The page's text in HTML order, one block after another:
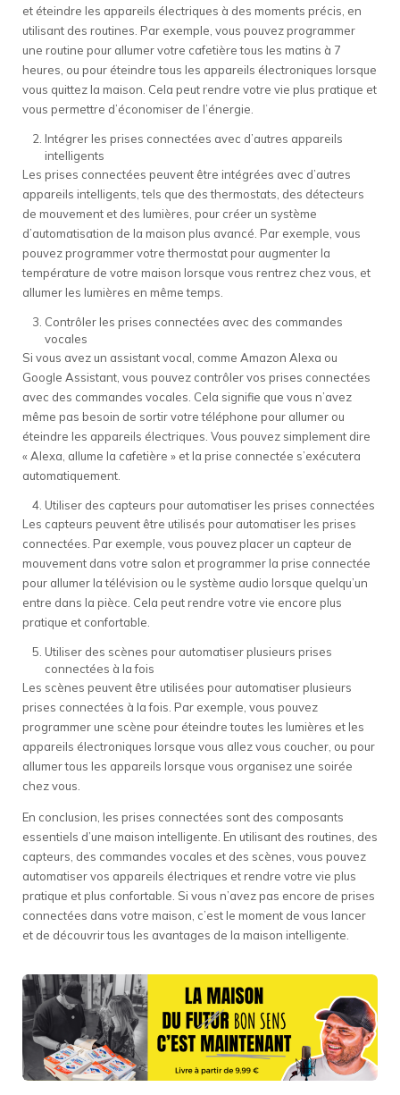
et éteindre les appareils électriques à des moments précis, en
utilisant des routines. Par exemple, vous pouvez programmer
une routine pour allumer votre cafetière tous les matins à 7
heures, ou pour éteindre tous les appareils électroniques lorsque
vous quittez la maison. Cela peut rendre votre vie plus pratique et
vous permettre d’économiser de l’énergie.
Intégrer les prises connectées avec d’autres appareils
intelligents
Les prises connectées peuvent être intégrées avec d’autres
appareils intelligents, tels que des thermostats, des détecteurs
de mouvement et des lumières, pour créer un système
d’automatisation de la maison plus avancé. Par exemple, vous
pouvez programmer votre thermostat pour augmenter la
température de votre maison lorsque vous rentrez chez vous, et
allumer les lumières en même temps.
Contrôler les prises connectées avec des commandes
vocales
Si vous avez un assistant vocal, comme Amazon Alexa ou
Google Assistant, vous pouvez contrôler vos prises connectées
avec des commandes vocales. Cela signifie que vous n’avez
même pas besoin de sortir votre téléphone pour allumer ou
éteindre les appareils électriques. Vous pouvez simplement dire
« Alexa, allume la cafetière » et la prise connectée s’exécutera
automatiquement.
Utiliser des capteurs pour automatiser les prises connectées
Les capteurs peuvent être utilisés pour automatiser les prises
connectées. Par exemple, vous pouvez placer un capteur de
mouvement dans votre salon et programmer la prise connectée
pour allumer la télévision ou le système audio lorsque quelqu’un
entre dans la pièce. Cela peut rendre votre vie encore plus
pratique et confortable.
Utiliser des scènes pour automatiser plusieurs prises
connectées à la fois
Les scènes peuvent être utilisées pour automatiser plusieurs
prises connectées à la fois. Par exemple, vous pouvez
programmer une scène pour éteindre toutes les lumières et les
appareils électroniques lorsque vous allez vous coucher, ou pour
allumer tous les appareils lorsque vous organisez une soirée
chez vous.
En conclusion, les prises connectées sont des composants
essentiels d’une maison intelligente. En utilisant des routines, des
capteurs, des commandes vocales et des scènes, vous pouvez
automatiser vos appareils électriques et rendre votre vie plus
pratique et plus confortable. Si vous n’avez pas encore de prises
connectées dans votre maison, c’est le moment de vous lancer
et de découvrir tous les avantages de la maison intelligente.